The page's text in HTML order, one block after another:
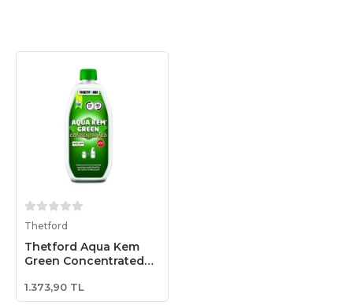
Thetford
Thetford Aqua Kem
Green Concentrated
1.373,90 TL